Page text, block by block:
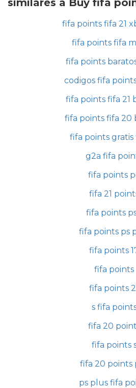
similares a Buy fifa
fifa points fifa 21
fifa points fifa
fifa points
codigos fifa
fifa points fifa 21
fifa points fifa 20
fifa points gratis
g2a fifa
fifa points
fifa 21
fifa points
fifa points ps
fifa points
fifa points
fifa points
s fifa
fifa 20
fifa points
fifa 20 points
ps plus fifa